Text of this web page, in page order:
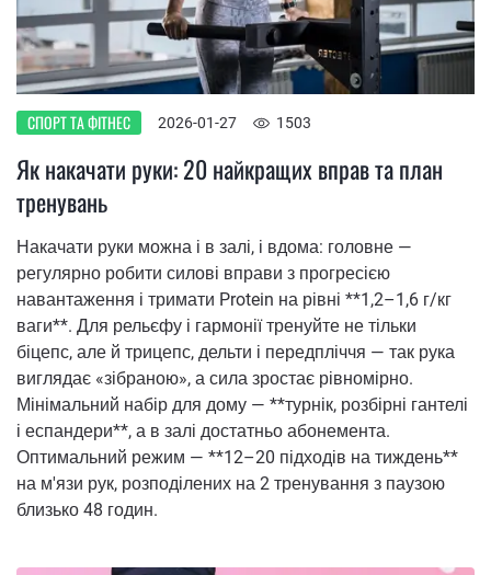
СПОРТ ТА ФІТНЕС 2026-01-27 1503
Як накачати руки: 20 найкращих вправ та план
тренувань
Накачати руки можна і в залі, і вдома: головне —
регулярно робити силові вправи з прогресією
навантаження і тримати Protein на рівні **1,2–1,6 г/кг
ваги**. Для рельєфу і гармонії тренуйте не тільки
біцепс, але й трицепс, дельти і передпліччя — так рука
виглядає «зібраною», а сила зростає рівномірно.
Мінімальний набір для дому — **турнік, розбірні гантелі
і еспандери**, а в залі достатньо абонемента.
Оптимальний режим — **12–20 підходів на тиждень**
на м'язи рук, розподілених на 2 тренування з паузою
близько 48 годин.